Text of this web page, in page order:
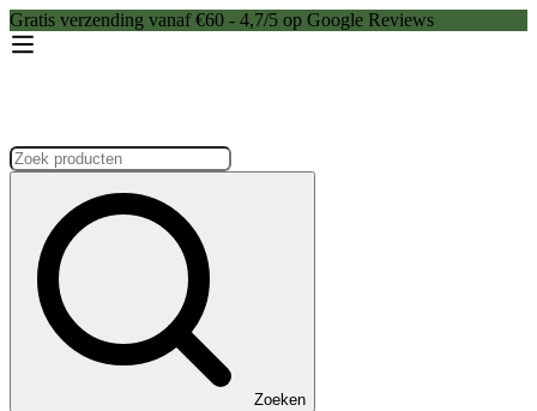
Gratis verzending vanaf €60 - 4,7/5 op Google Reviews
Zoeken:
Zoeken